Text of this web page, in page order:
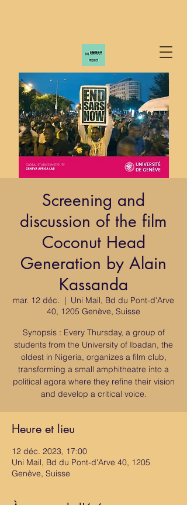
Screening and
discussion of the film
Coconut Head
Generation by Alain
Kassanda
mar. 12 déc.
  |
Uni Mail, Bd du Pont-d'Arve
40, 1205 Genève, Suisse
Synopsis : Every Thursday, a group of
students from the University of Ibadan, the
oldest in Nigeria, organizes a film club,
transforming a small amphitheatre into a
political agora where they refine their vision
and develop a critical voice.
Heure et lieu
12 déc. 2023, 17:00
Uni Mail, Bd du Pont-d'Arve 40, 1205
Genève, Suisse